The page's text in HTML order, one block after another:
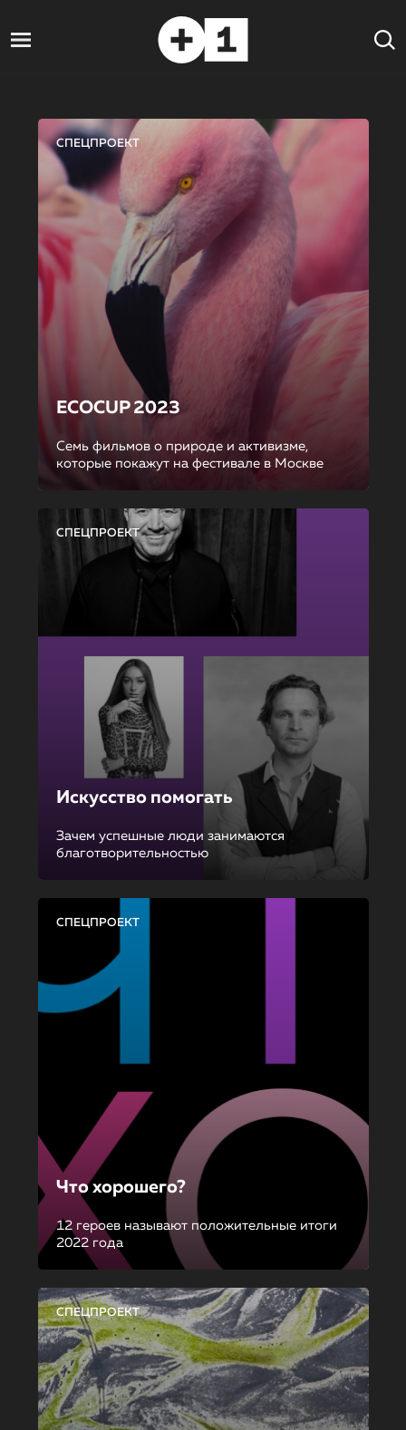
СПЕЦПРОЕКТ
ECOCUP 2023
Семь фильмов о природе и активизме,
которые покажут на фестивале в Москве
СПЕЦПРОЕКТ
Искусство помогать
Зачем успешные люди занимаются
благотворительностью
СПЕЦПРОЕКТ
Что хорошего?
12 героев называют положительные итоги
2022 года
СПЕЦПРОЕКТ